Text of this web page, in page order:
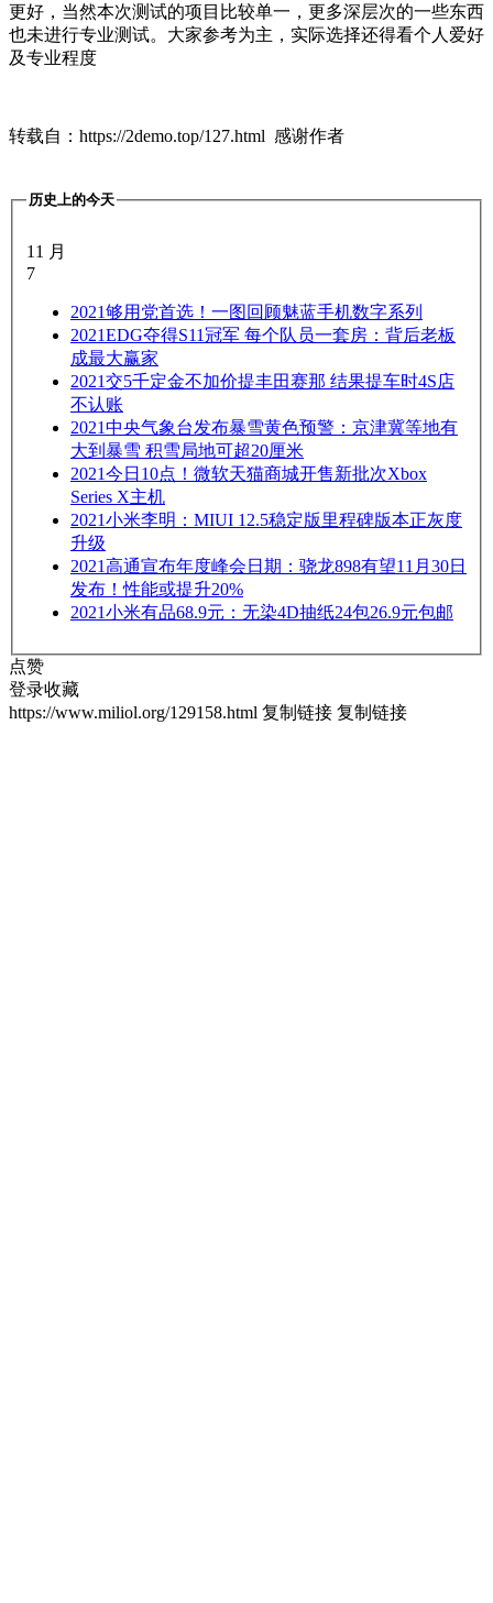
更好，当然本次测试的项目比较单一，更多深层次的一些东西
也未进行专业测试。大家参考为主，实际选择还得看个人爱好
及专业程度
转载自：https://2demo.top/127.html 感谢作者
历史上的今天
11 月
7
2021够用党首选！一图回顾魅蓝手机数字系列
2021EDG夺得S11冠军 每个队员一套房：背后老板
成最大赢家
2021交5千定金不加价提丰田赛那 结果提车时4S店
不认账
2021中央气象台发布暴雪黄色预警：京津冀等地有
大到暴雪 积雪局地可超20厘米
2021今日10点！微软天猫商城开售新批次Xbox
Series X主机
2021小米李明：MIUI 12.5稳定版里程碑版本正灰度
升级
2021高通宣布年度峰会日期：骁龙898有望11月30日
发布！性能或提升20%
2021小米有品68.9元：无染4D抽纸24包26.9元包邮
点赞
登录收藏
https://www.miliol.org/129158.html 复制链接 复制链接